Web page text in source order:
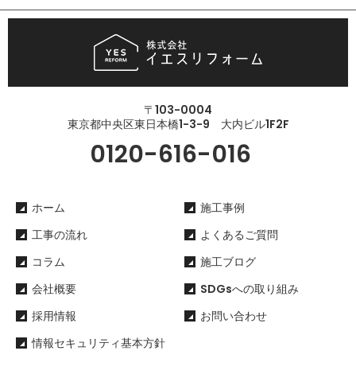
〒103-0004
東京都中央区東日本橋1-3-9 大内ビル1F2F
0120-616-016
ホーム
施工事例
工事の流れ
よくあるご質問
コラム
施工ブログ
会社概要
SDGsへの取り組み
採用情報
お問い合わせ
情報セキュリティ基本方針